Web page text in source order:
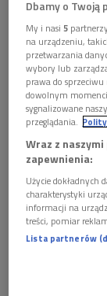
YouTube
POSŁUCHAJ
Dbamy o Twoją
My i nasi5
na urządzeniu,
przetwarzania
wybory lub
prawa do
dowolnym
sygnalizowane
przeglądania.
Wraz z
zapewnienia:
Użycie dokładnych
charakterystyki
informacji na
treści, pomiar
Lista partnerów